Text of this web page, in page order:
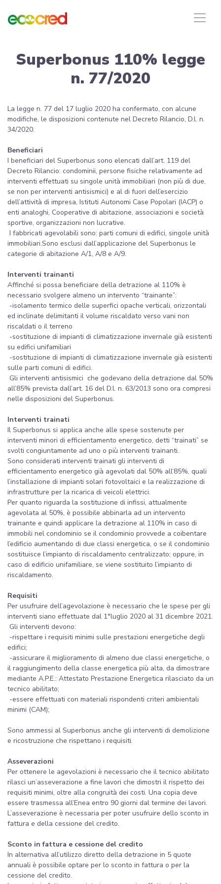
Superbonus 110% legge
n. 77/2020
La legge n. 77 del 17 luglio 2020 ha confermato, con alcune
modifiche, le disposizioni contenute nel Decreto Rilancio, D.l. n.
34/2020.
Beneficiari
I beneficiari del Superbonus sono elencati dall’art. 119 del
Decreto Rilancio: condominii, persone fisiche relativamente ad
interventi effettuati su singole unità immobiliari (non più di due,
se non per interventi antisismici) e al di fuori dell’esercizio
dell’attività di impresa, Istituti Autonomi Case Popolari (IACP) o
enti analoghi, Cooperative di abitazione, associazioni e società
sportive, organizzazioni non lucrative.
I fabbricati agevolabili sono: parti comuni di edifici, singole unità
immobiliari.Sono esclusi dall’applicazione del Superbonus le
categorie di abitazione A/1, A/8 e A/9.
Interventi trainanti
Affinché si possa beneficiare della detrazione al 110% è
necessario svolgere almeno un intervento “trainante”:
-isolamento termico delle superfici opache verticali, orizzontali
ed inclinate delimitanti il volume riscaldato verso vani non
riscaldati o il terreno
-sostituzione di impianti di climatizzazione invernale già esistenti
su edifici unifamiliari
-sostituzione di impianti di climatizzazione invernale già esistenti
sulle parti comuni di edifici.
Gli interventi antisismici che godevano della detrazione dal 50%
all’85% prevista dall’art. 16 del D.l. n. 63/2013 sono ora compresi
nelle disposizioni del Superbonus.
Interventi trainati
Il Superbonus si applica anche alle spese sostenute per
interventi minori di efficientamento energetico, detti “trainati” se
svolti congiuntamente ad uno o più interventi trainanti.
Sono considerati interventi trainati gli interventi di
efficientamento energetico già agevolati dal 50% all’85%, quali
l’installazione di impianti solari fotovoltaici e la realizzazione di
infrastrutture per la ricarica di veicoli elettrici.
Per quanto riguarda la sostituzione di infissi, attualmente
agevolata al 50%, è possibile abbinarla ad un intervento
trainante e quindi applicare la detrazione al 110% in caso di
immobili nel condominio se il condominio provvede a coibentare
l’edificio aumentando di due classi energetica, o se il condominio
sostituisce l’impianto di riscaldamento centralizzato; oppure, in
caso di edificio unifamiliare, se viene sostituito l’impianto di
riscaldamento.
Requisiti
Per usufruire dell’agevolazione è necessario che le spese per gli
interventi siano effettuate dal 1°luglio 2020 al 31 dicembre 2021.
Gli interventi devono:
-rispettare i requisiti minimi sulle prestazioni energetiche degli
edifici;
-assicurare il miglioramento di almeno due classi energetiche, o
il raggiungimento della classe energetica più alta, da dimostrare
mediante A.P.E.: Attestato Prestazione Energetica rilasciato da un
tecnico abilitato;
-essere effettuati con materiali rispondenti criteri ambientali
minimi (CAM);
Sono ammessi al Superbonus anche gli interventi di demolizione
e ricostruzione che rispettano i requisiti.
Asseverazioni
Per ottenere le agevolazioni è necessario che il tecnico abilitato
rilasci un’asseverazione a fine lavori che dimostri il rispetto dei
requisiti minimi, oltre alla congruità dei costi. Una copia deve
essere trasmessa all’Enea entro 90 giorni dal termine dei lavori.
L’asseverazione è necessaria per poter usufruire dello sconto in
fattura e della cessione del credito.
Sconto in fattura e cessione del credito
In alternativa all’utilizzo diretto della detrazione in 5 quote
annuali è possibile optare per lo sconto in fattura o per la
cessione del credito.